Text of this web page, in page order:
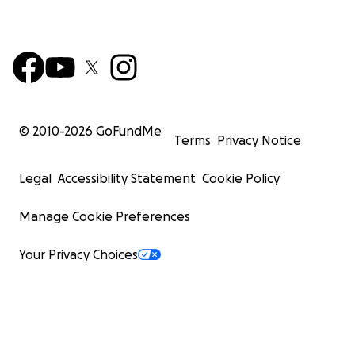
© 2010-2026 GoFundMe
Terms Privacy Notice
Legal Accessibility Statement Cookie Policy
Manage Cookie Preferences
Your Privacy Choices